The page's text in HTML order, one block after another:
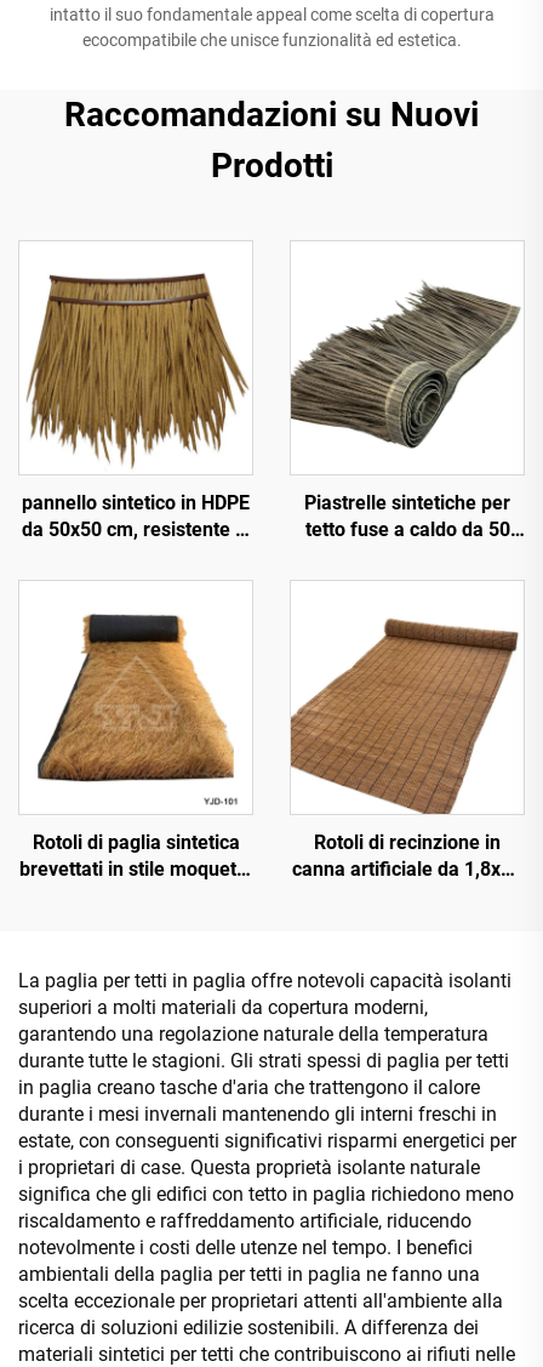
intatto il suo fondamentale appeal come scelta di copertura
ecocompatibile che unisce funzionalità ed estetica.
Raccomandazioni su Nuovi
Prodotti
pannello sintetico in HDPE
da 50x50 cm, resistente ai
tetti di resort tropicali
Piastrelle sintetiche per
tetto fuse a caldo da 50
fuoco migliorata
Rotoli di paglia sintetica
brevettati in stile moquette
Rotoli di recinzione in
canna artificiale da 1,8x10
La paglia per tetti in paglia offre notevoli capacità isolanti
superiori a molti materiali da copertura moderni,
garantendo una regolazione naturale della temperatura
durante tutte le stagioni. Gli strati spessi di paglia per tetti
in paglia creano tasche d'aria che trattengono il calore
durante i mesi invernali mantenendo gli interni freschi in
estate, con conseguenti significativi risparmi energetici per
i proprietari di case. Questa proprietà isolante naturale
significa che gli edifici con tetto in paglia richiedono meno
riscaldamento e raffreddamento artificiale, riducendo
notevolmente i costi delle utenze nel tempo. I benefici
ambientali della paglia per tetti in paglia ne fanno una
scelta eccezionale per proprietari attenti all'ambiente alla
ricerca di soluzioni edilizie sostenibili. A differenza dei
materiali sintetici per tetti che contribuiscono ai rifiuti nelle